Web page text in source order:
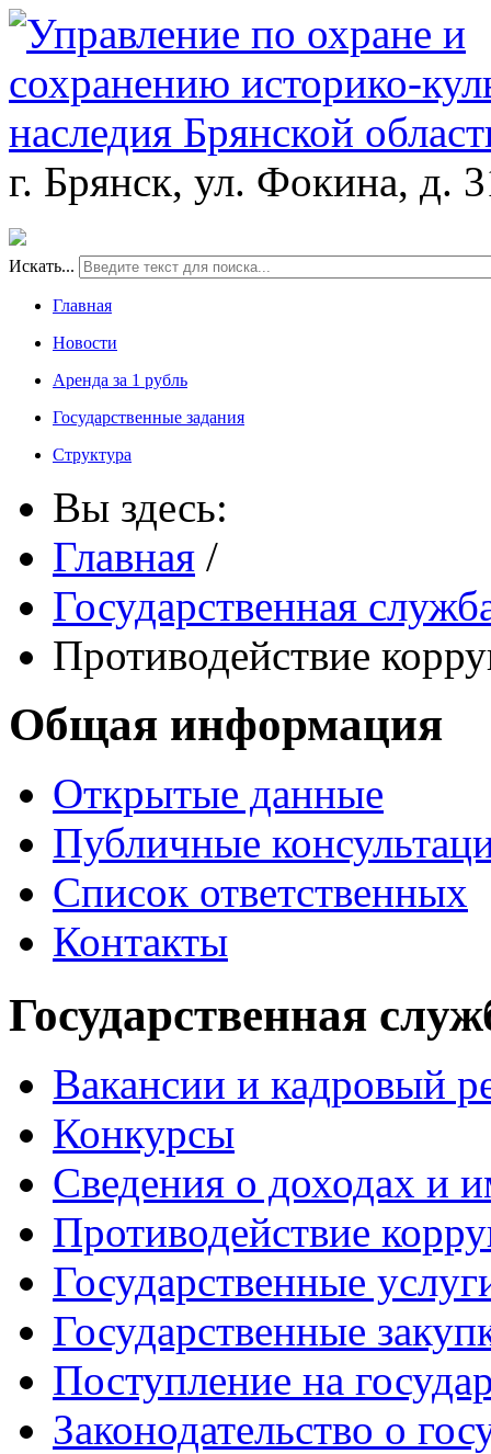
г. Брянск, ул. Фокина, д.
Искать...
Главная
Новости
Аренда за 1 рубль
Государственные задания
Структура
Вы здесь:
Главная /
Государственная
Противодействие
Общая информация
Открытые данные
Публичные
Список ответственных
Контакты
Государственная
Вакансии и кадровый
Конкурсы
Сведения о доходах и
Противодействие
Государственные
Государственные
Поступление на
Законодательство о